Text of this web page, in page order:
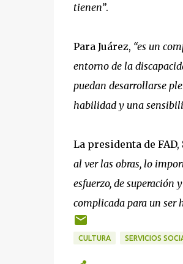
tienen”.
Para Juárez, “es un
entorno de la
puedan desarrollarse
habilidad y una
La presidenta de FAD,
al ver las obras, lo
esfuerzo, de superación
complicada para un ser
CULTURA SERVICIOS